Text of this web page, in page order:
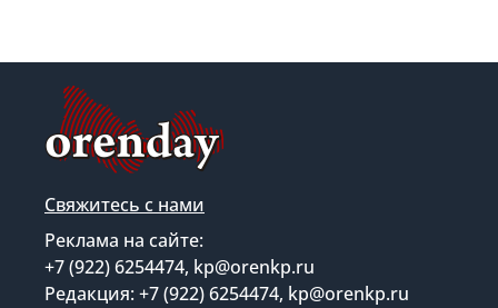
Свяжитесь с нами
Реклама на сайте:
+7 (922) 6254474, kp@orenkp.ru
Редакция: +7 (922) 6254474, kp@orenkp.ru